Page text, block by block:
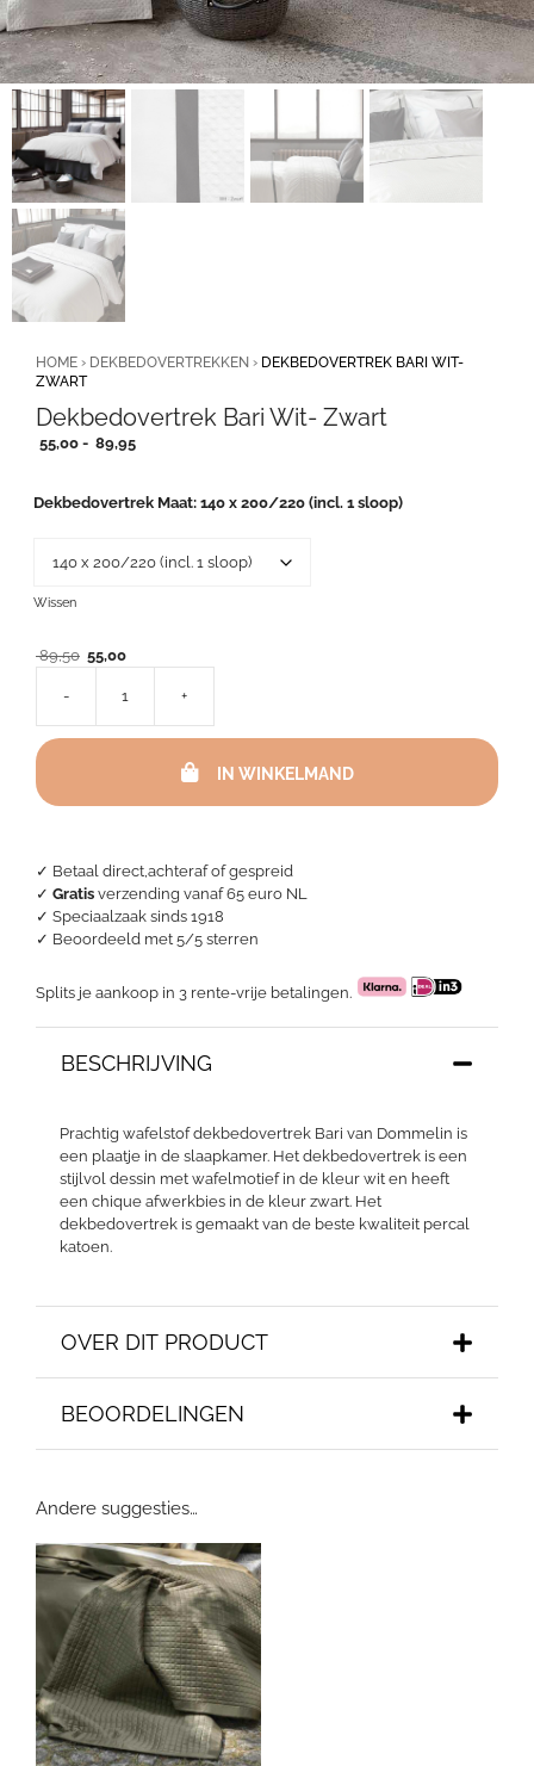
✓ Betaal direct,achteraf of gespreid
✓ Gratis verzending vanaf 65 euro NL
✓ Speciaalzaak sinds 1918
✓ Beoordeeld met 5/5 sterren
Splits je aankoop in 3 rente-vrije betalingen.
HOME › DEKBEDOVERTREKKEN › DEKBEDOVERTREK BARI WIT-
ZWART
Dekbedovertrek Bari Wit- Zwart
55,00 - 89,95Prijsklasse:
89,95
BESCHRIJVING
Prachtig wafelstof dekbedovertrek Bari van Dommelin is
een plaatje in de slaapkamer. Het dekbedovertrek is een
stijlvol dessin met wafelmotief in de kleur wit en heeft
een chique afwerkbies in de kleur zwart. Het
dekbedovertrek is gemaakt van de beste kwaliteit percal
katoen.
OVER DIT PRODUCT
BEOORDELINGEN
Dekbedovertrek Maat 140 x 200/220 (incl. 1 sloop)
Wissen
89,50 Oorspronkelijke
89,50.
55,00Huidige
is:
55,00.
-
Bari
Zwart
+
IN WINKELMAND
Andere suggesties…